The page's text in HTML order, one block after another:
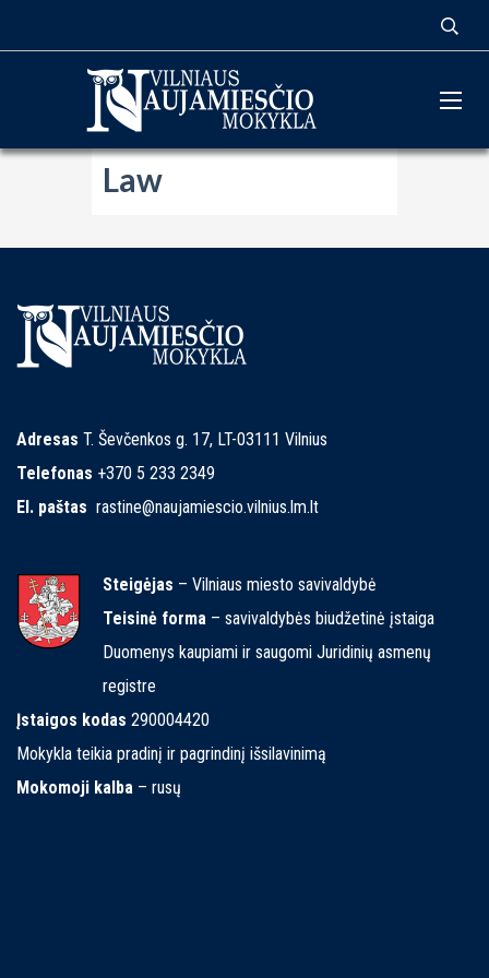
Law
Adresas T. Ševčenkos g. 17, LT-03111 Vilnius
Telefonas +370 5 233 2349
El. paštas rastine@naujamiescio.vilnius.lm.lt
Steigėjas – Vilniaus miesto savivaldybė
Teisinė forma – savivaldybės biudžetinė įstaiga
Duomenys kaupiami ir saugomi Juridinių asmenų
registre
Įstaigos kodas 290004420
Mokykla teikia pradinį ir pagrindinį išsilavinimą
Mokomoji kalba – rusų